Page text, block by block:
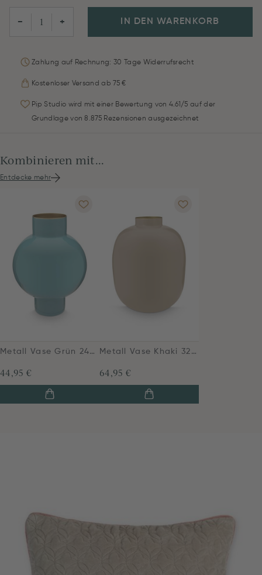
− + IN DEN WARENKORB
Zahlung auf Rechnung: 30 Tage Widerrufsrecht
Kostenloser Versand ab 75 €
Pip Studio wird mit einer Bewertung von 4.61/5 auf der
Grundlage von 8.875 Rezensionen ausgezeichnet
Kombinieren mit...
Entdecke mehr
Metall Vase Grün 24cm
44,95 €
Metall Vase Khaki 32cm
64,95 €